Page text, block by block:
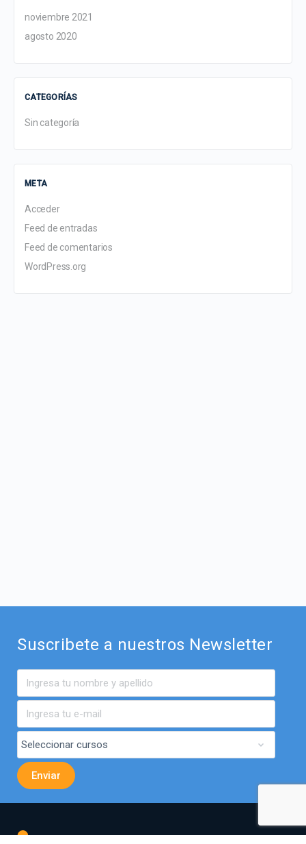
noviembre 2021
agosto 2020
CATEGORÍAS
Sin categoría
META
Acceder
Feed de entradas
Feed de comentarios
WordPress.org
Suscribete a nuestros Newsletter